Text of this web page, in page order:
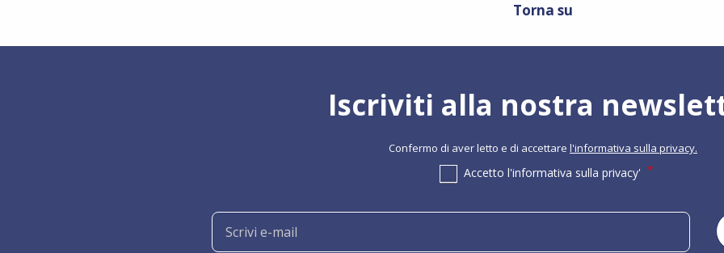
Torna su
Iscriviti alla nostra
Confermo di aver letto e di accettare l'informativa sulla privacy.
Accetto l'informativa sulla privacy'